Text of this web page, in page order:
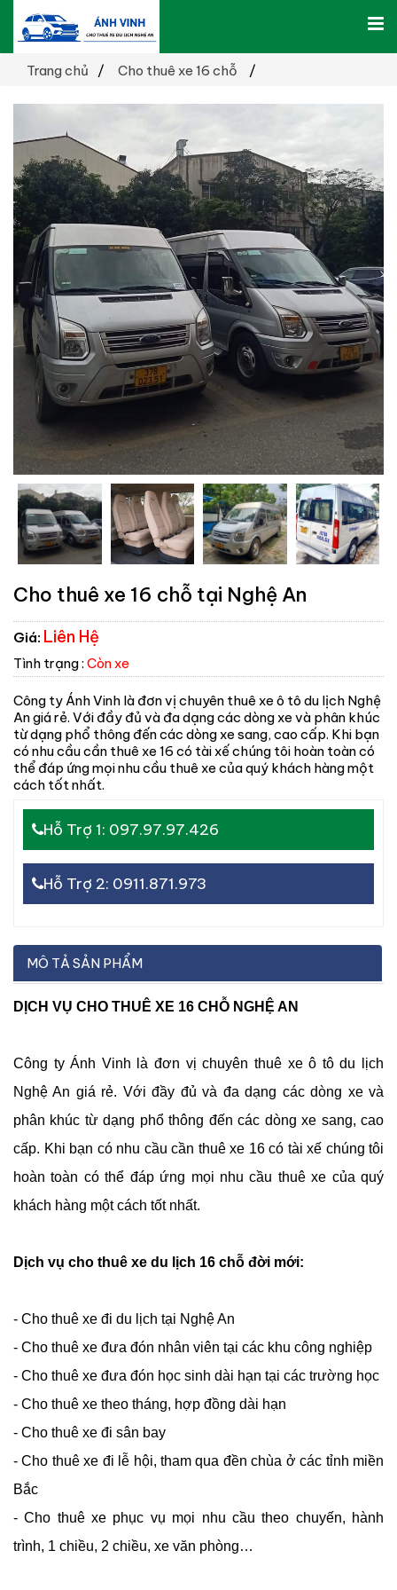
Trang chủ Cho thuê xe 16 chỗ
Cho thuê xe 16 chỗ tại Nghệ An
Giá: Liên Hệ
Tình trạng : Còn xe
Công ty Ánh Vinh là đơn vị chuyên thuê xe ô tô du lịch Nghệ
An giá rẻ. Với đầy đủ và đa dạng các dòng xe và phân khúc
từ dạng phổ thông đến các dòng xe sang, cao cấp. Khi bạn
có nhu cầu cần thuê xe 16 có tài xế chúng tôi hoàn toàn có
thể đáp ứng mọi nhu cầu thuê xe của quý khách hàng một
cách tốt nhất.
Hỗ Trợ 1: 097.97.97.426
Hỗ Trợ 2: 0911.871.973
MÔ TẢ SẢN PHẨM
DỊCH VỤ CHO THUÊ XE 16 CHỖ NGHỆ AN
Công ty Ánh Vinh là đơn vị chuyên thuê xe ô tô du lịch
Nghệ An giá rẻ. Với đầy đủ và đa dạng các dòng xe và
phân khúc từ dạng phổ thông đến các dòng xe sang, cao
cấp. Khi bạn có nhu cầu cần thuê xe 16 có tài xế chúng tôi
hoàn toàn có thể đáp ứng mọi nhu cầu thuê xe của quý
khách hàng một cách tốt nhất.
Dịch vụ cho thuê xe du lịch 16 chỗ đời mới:
- Cho thuê xe đi du lịch tại Nghệ An
- Cho thuê xe đưa đón nhân viên tại các khu công nghiệp
- Cho thuê xe đưa đón học sinh dài hạn tại các trường học
- Cho thuê xe theo tháng, hợp đồng dài hạn
- Cho thuê xe đi sân bay
- Cho thuê xe đi lễ hội, tham qua đền chùa ở các tỉnh miền
Bắc
- Cho thuê xe phục vụ mọi nhu cầu theo chuyến, hành
trình, 1 chiều, 2 chiều, xe văn phòng…